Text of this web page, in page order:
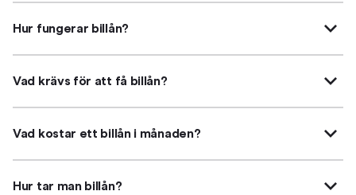
Hur fungerar billån?
Vad krävs för att få billån?
Vad kostar ett billån i månaden?
Hur tar man billån?